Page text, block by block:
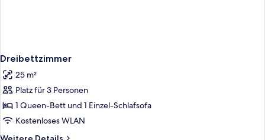
Dreibettzimmer
25 m²
Platz für 3 Personen
1 Queen-Bett und 1 Einzel-Schlafsofa
Kostenloses WLAN
Weitere